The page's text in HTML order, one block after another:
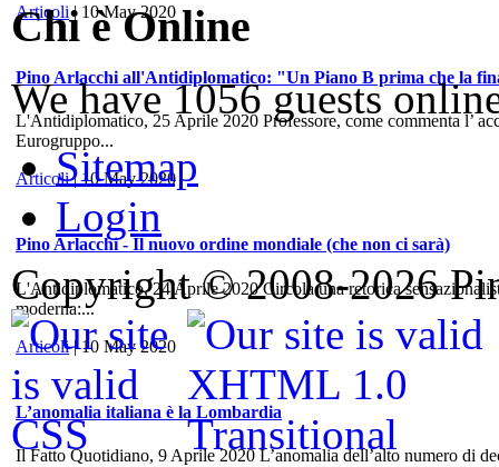
Articoli| 10 May 2020
Pino Arlacchi all'Antidiplomatico: "Un Piano B prima che la
L'Antidiplomatico, 25 Aprile 2020 Professore, come commenta l’
Eurogruppo...
Articoli| 10 May 2020
Pino Arlacchi - Il nuovo ordine mondiale (che non ci sarà)
L'Antidiplomatico, 24 Aprile 2020 Circola una retorica
moderna:...
Articoli| 10 May 2020
L’anomalia italiana è la Lombardia
Il Fatto Quotidiano, 9 Aprile 2020 L’anomalia dell’alto numero di
Chi è Online
We have 1056 guests
Sitemap
Login
Copyright © 2008-2026